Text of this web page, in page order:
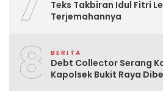
Teks Takbiran Idul Fitri
Terjemahannya
8 BERITA
Debt Collector Serang
Kapolsek Bukit Raya